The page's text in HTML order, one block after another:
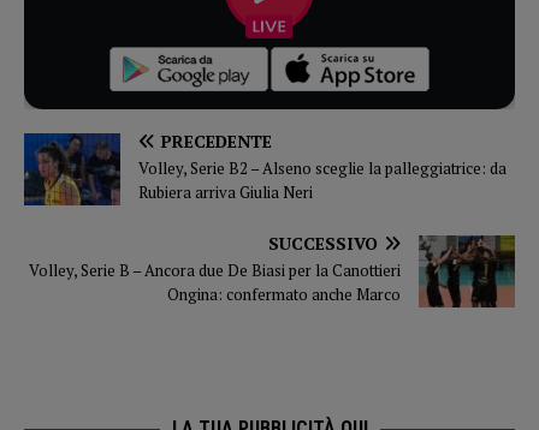
PRECEDENTE
Volley, Serie B2 – Alseno sceglie la palleggiatrice: da
Rubiera arriva Giulia Neri
SUCCESSIVO
Volley, Serie B – Ancora due De Biasi per la Canottieri
Ongina: confermato anche Marco